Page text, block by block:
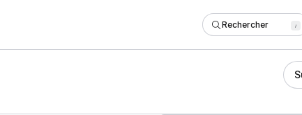
Rechercher /